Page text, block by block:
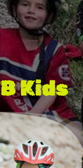
Kids